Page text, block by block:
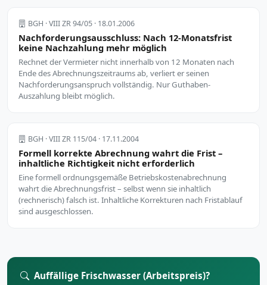
BGH · VIII ZR 94/05 · 18.01.2006
Nachforderungsausschluss: Nach 12-Monatsfrist
keine Nachzahlung mehr möglich
Rechnet der Vermieter nicht innerhalb von 12 Monaten nach
Ende des Abrechnungszeitraums ab, verliert er seinen
Nachforderungsanspruch vollständig. Nur Guthaben-
Auszahlung bleibt möglich.
BGH · VIII ZR 115/04 · 17.11.2004
Formell korrekte Abrechnung wahrt die Frist –
inhaltliche Richtigkeit nicht erforderlich
Eine formell ordnungsgemäße Betriebskostenabrechnung
wahrt die Abrechnungsfrist – selbst wenn sie inhaltlich
(rechnerisch) falsch ist. Inhaltliche Korrekturen nach Fristablauf
sind ausgeschlossen.
Auffällige Frischwasser (Arbeitspreis)?